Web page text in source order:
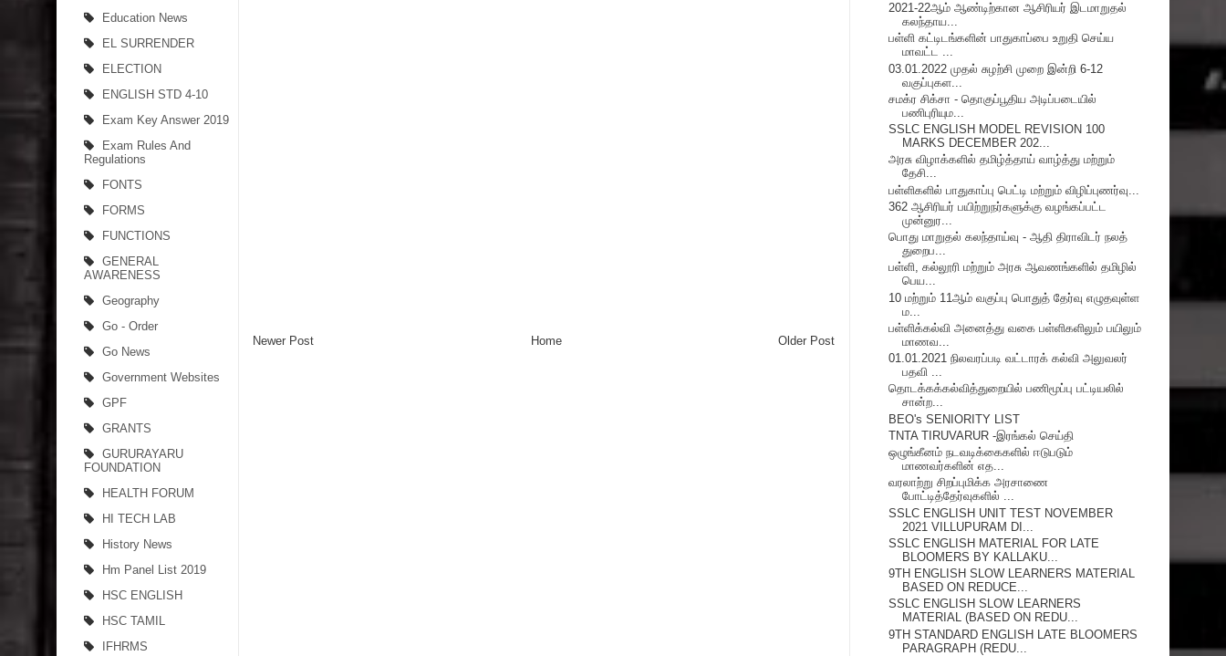
Education News
EL SURRENDER
ELECTION
ENGLISH STD 4-10
Exam Key Answer 2019
Exam Rules And
Regulations
FONTS
FORMS
FUNCTIONS
GENERAL
AWARENESS
Geography
Go - Order
Go News
Government Websites
GPF
GRANTS
GURURAYARU
FOUNDATION
HEALTH FORUM
HI TECH LAB
History News
Hm Panel List 2019
HSC ENGLISH
HSC TAMIL
IFHRMS
Newer Post Older Post
Home
2021-22ஆம் ஆண்டிற்கான ஆசிரியர் இடமாறுதல்
கலந்தாய...
பள்ளி கட்டிடங்களின் பாதுகாப்பை உறுதி செய்ய
மாவட்ட ...
03.01.2022 முதல் சுழற்சி முறை இன்றி 6-12
வகுப்புகள...
சமக்ர சிக்சா - தொகுப்பூதிய அடிப்படையில்
பணிபுரியும...
SSLC ENGLISH MODEL REVISION 100
MARKS DECEMBER 202...
அரசு விழாக்களில் தமிழ்த்தாய் வாழ்த்து மற்றும்
தேசி...
பள்ளிகளில் பாதுகாப்பு பெட்டி மற்றும் விழிப்புணர்வு...
362 ஆசிரியர் பயிற்றுநர்களுக்கு வழங்கப்பட்ட
முன்னுர...
பொது மாறுதல் கலந்தாய்வு - ஆதி திராவிடர் நலத்
துறைப...
பள்ளி, கல்லூரி மற்றும் அரசு ஆவணங்களில் தமிழில்
பெய...
10 மற்றும் 11ஆம் வகுப்பு பொதுத் தேர்வு எழுதவுள்ள
ம...
பள்ளிக்கல்வி அனைத்து வகை பள்ளிகளிலும் பயிலும்
மாணவ...
01.01.2021 நிலவரப்படி வட்டாரக் கல்வி அலுவலர்
பதவி ...
தொடக்கக்கல்வித்துறையில் பணிமூப்பு பட்டியலில்
சான்ற...
BEO's SENIORITY LIST
TNTA TIRUVARUR -இரங்கல் செய்தி
ஒழுங்கீனம் நடவடிக்கைகளில் ஈடுபடும்
மாணவர்களின் எத...
வரலாற்று சிறப்புமிக்க அரசாணை
போட்டித்தேர்வுகளில் ...
SSLC ENGLISH UNIT TEST NOVEMBER
2021 VILLUPURAM DI...
SSLC ENGLISH MATERIAL FOR LATE
BLOOMERS BY KALLAKU...
9TH ENGLISH SLOW LEARNERS MATERIAL
BASED ON REDUCE...
SSLC ENGLISH SLOW LEARNERS
MATERIAL (BASED ON REDU...
9TH STANDARD ENGLISH LATE BLOOMERS
PARAGRAPH (REDU...